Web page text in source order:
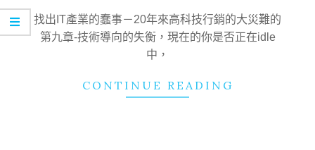
找出IT產業的蠢事－20年來高科技行銷的大災難的
第九章-技術導向的失衡，現在的你是否正在idle
中，
CONTINUE READING